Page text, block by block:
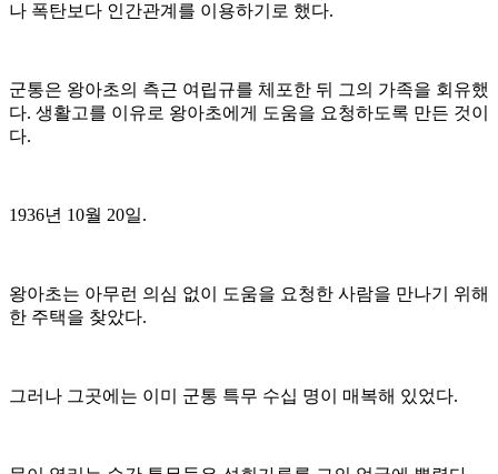
나 폭탄보다 인간관계를 이용하기로 했다.
군통은 왕아초의 측근 여립규를 체포한 뒤 그의 가족을 회유했
다. 생활고를 이유로 왕아초에게 도움을 요청하도록 만든 것이
다.
1936년 10월 20일.
왕아초는 아무런 의심 없이 도움을 요청한 사람을 만나기 위해
한 주택을 찾았다.
그러나 그곳에는 이미 군통 특무 수십 명이 매복해 있었다.